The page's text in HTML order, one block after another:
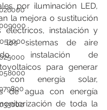
por iluminación LED,
la mejora o sustitución
eléctricos, instalación y
los sistemas de aire
instalación de
para generar
con energía solar,
de agua con energía
de toda la